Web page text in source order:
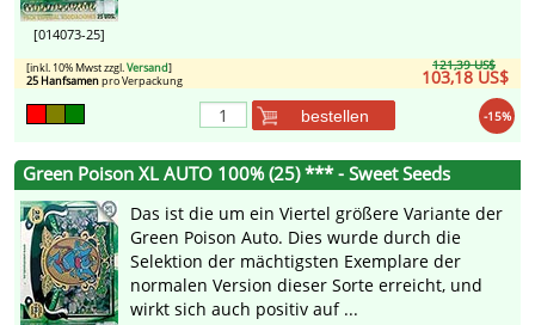
[014073-25]
121,39 US$
103,18 US$
[inkl. 10% Mwst zzgl.Versand]
25 Hanfsamenpro Verpackung
-15%
bestellen
Green Poison XL AUTO 100% (25) *** - Sweet Seeds
Das ist die um ein Viertel größere Variante der
Green Poison Auto. Dies wurde durch die
Selektion der mächtigsten Exemplare der
normalen Version dieser Sorte erreicht, und
wirkt sich auch positiv auf ...